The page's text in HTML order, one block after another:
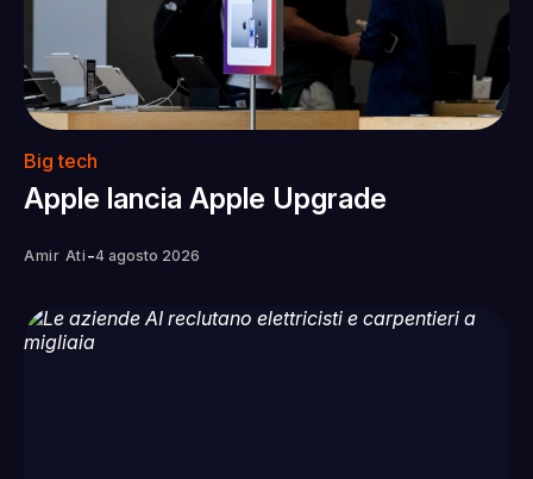
Big tech
Apple lancia Apple Upgrade
Amir Ati -4 agosto 2026